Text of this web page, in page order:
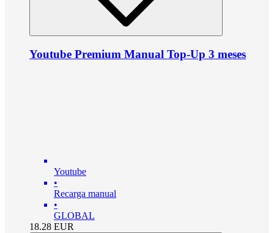
Youtube Premium Manual Top-Up 3 meses
Youtube
•
Recarga manual
•
GLOBAL
18.28 EUR